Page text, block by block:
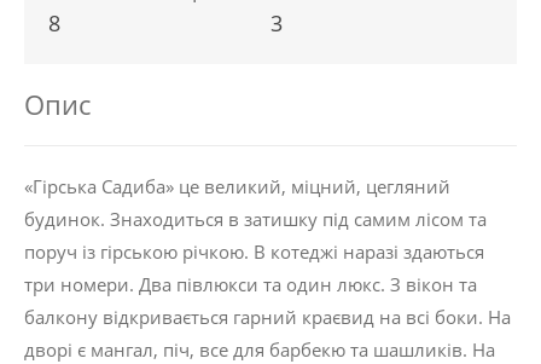
8
3
Опис
«Гірська Садиба» це великий, міцний, цегляний
будинок. Знаходиться в затишку під самим лісом та
поруч із гірською річкою. В котеджі наразі здаються
три номери. Два півлюкси та один люкс. З вікон та
балкону відкривається гарний краєвид на всі боки. На
дворі є мангал, піч, все для барбекю та шашликів. На